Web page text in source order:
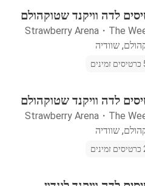
לדה וויקנד שטוקהולם
The
・
Strawberry Arena
שוודיה
לדה וויקנד שטוקהולם
The
・
Strawberry Arena
שוודיה